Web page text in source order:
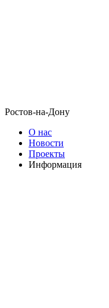
Ростов-на-Дону
О нас
Новости
Проекты
Информация